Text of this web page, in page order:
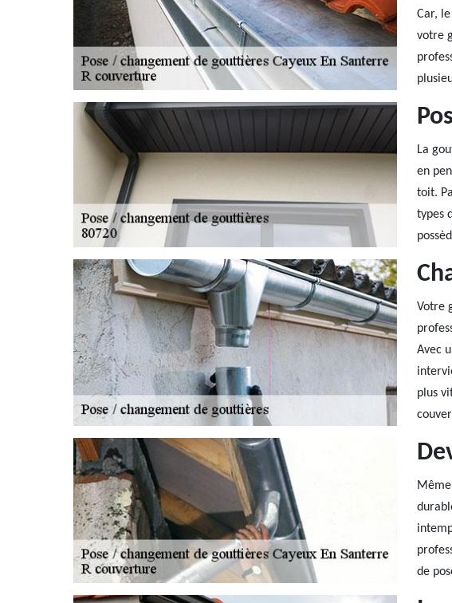
Car,
votre
La
en
toit.
types
Votre
Avec
plus
de